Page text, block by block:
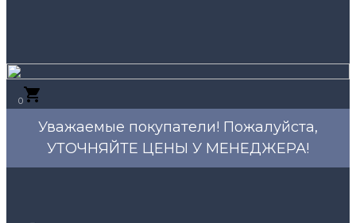
0
Уважаемые покупатели! Пожалуйста,
УТОЧНЯЙТЕ ЦЕНЫ У МЕНЕДЖЕРА!